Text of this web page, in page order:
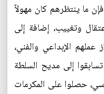
ما ينتظرهم كان مهولاً
وتغييب، إضافة إلى
الإبداعي والفني،
إلى مديح السلطة
حصلوا على المكرمات